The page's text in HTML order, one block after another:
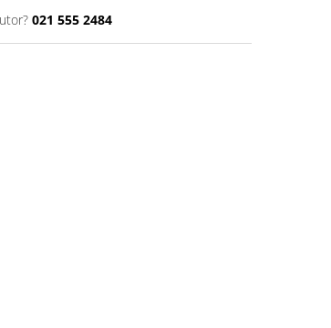
021 555 2484